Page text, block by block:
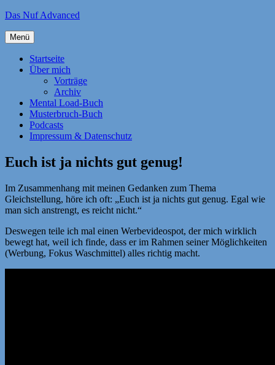
Zum
springen
Das Nuf Advanced
Menü
Startseite
Über mich
Vorträge
Archiv
Mental Load-Buch
Musterbruch-Buch
Podcasts
Impressum & Datenschutz
Euch ist ja nichts gut genug!
Im Zusammenhang mit meinen Gedanken zum Thema
Gleichstellung, höre ich oft: „Euch ist ja nichts gut genug. Egal wie
man sich anstrengt, es reicht nicht.“
Deswegen teile ich mal einen Werbevideospot, der mich wirklich
bewegt hat, weil ich finde, dass er im Rahmen seiner Möglichkeiten
(Werbung, Fokus Waschmittel) alles richtig macht.